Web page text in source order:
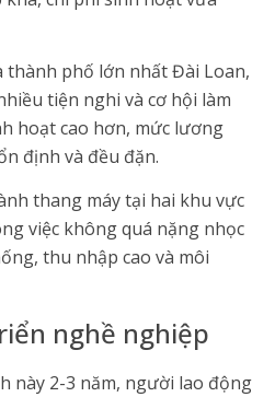
thành phố lớn nhất Đài Loan,
tiện nghi và cơ hội làm
hoạt cao hơn, mức lương
định và đều đặn.
thang máy tại hai khu vực
việc không quá nặng nhọc
thu nhập cao và môi
nghề nghiệp
này 2-3 năm, người lao động